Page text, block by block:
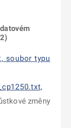
soubor typu
změny